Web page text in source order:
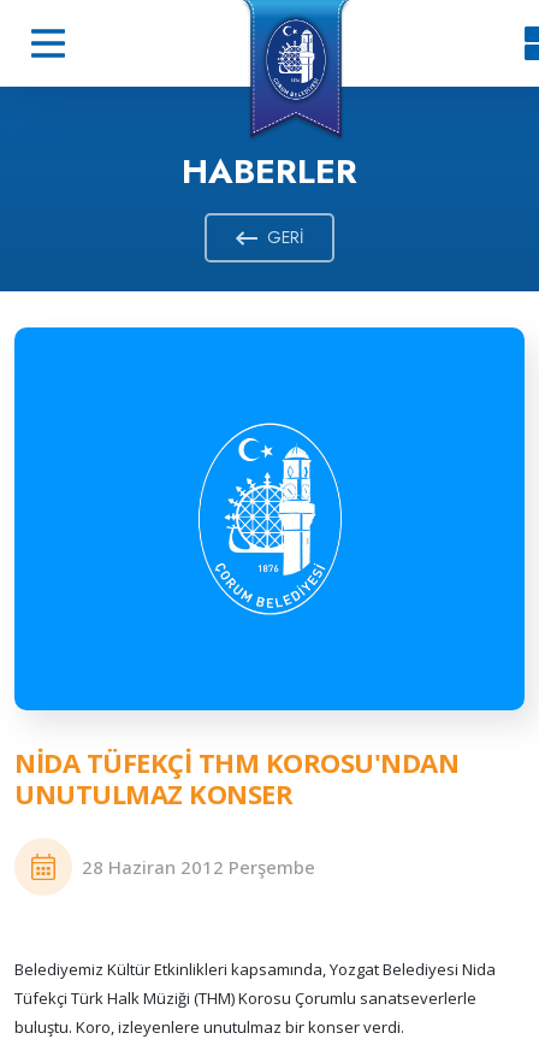
HABERLER
GERI
NİDA TÜFEKÇİ THM KOROSU'NDAN
UNUTULMAZ KONSER
28 Haziran 2012 Perşembe
Belediyemiz Kültür Etkinlikleri kapsamında, Yozgat Belediyesi Nida
Tüfekçi Türk Halk Müziği (THM) Korosu Çorumlu sanatseverlerle
buluştu. Koro, izleyenlere unutulmaz bir konser verdi.